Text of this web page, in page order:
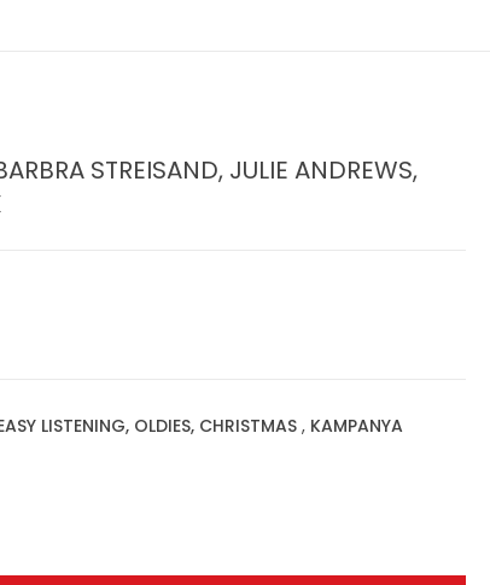
STREISAND, JULIE ANDREWS,
LISTENING, OLDIES, CHRISTMAS , KAMPANYA